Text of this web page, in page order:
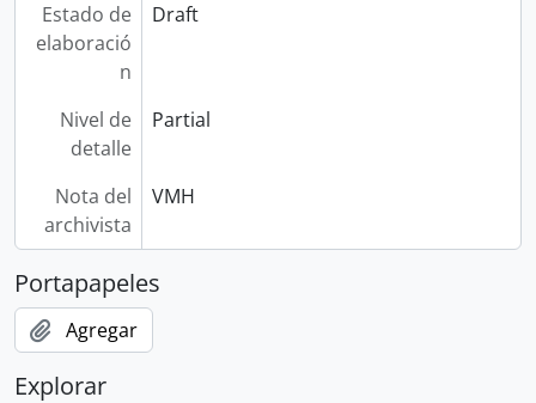
Estado de
elaboració
n
Draft
Nivel de
detalle
Partial
Nota del
archivista
VMH
Portapapeles
Agregar
Explorar